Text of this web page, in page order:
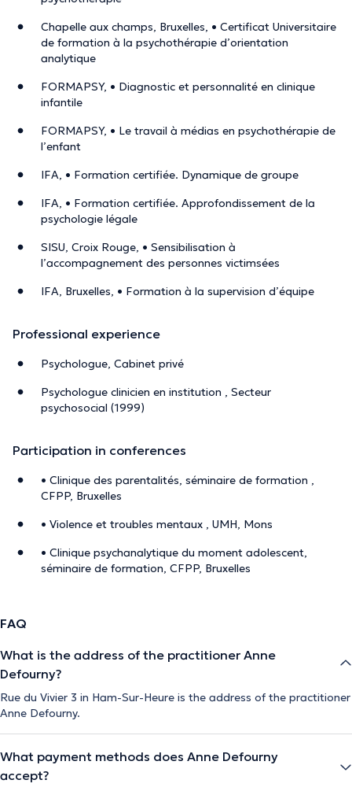
Chapelle aux champs, Bruxelles, • Certificat Universitaire
de formation à la psychothérapie d’orientation
analytique
FORMAPSY, • Diagnostic et personnalité en clinique
infantile
FORMAPSY, • Le travail à médias en psychothérapie de
l’enfant
IFA, • Formation certifiée. Dynamique de groupe
IFA, • Formation certifiée. Approfondissement de la
psychologie légale
SISU, Croix Rouge, • Sensibilisation à
l’accompagnement des personnes victimsées
IFA, Bruxelles, • Formation à la supervision d’équipe
Professional experience
Psychologue, Cabinet privé
Psychologue clinicien en institution , Secteur
psychosocial (1999)
Participation in conferences
• Clinique des parentalités, séminaire de formation ,
CFPP, Bruxelles
• Violence et troubles mentaux , UMH, Mons
• Clinique psychanalytique du moment adolescent,
séminaire de formation, CFPP, Bruxelles
FAQ
What is the address of the practitioner Anne
Defourny?
Rue du Vivier 3 in Ham-Sur-Heure is the address of the practitioner
Anne Defourny.
What payment methods does Anne Defourny
accept?